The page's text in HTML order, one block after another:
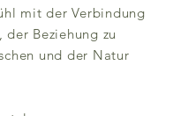
mit der Verbindung
der Beziehung zu
und der Natur